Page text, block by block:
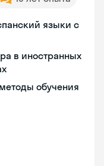
языки с
в иностранных
обучения